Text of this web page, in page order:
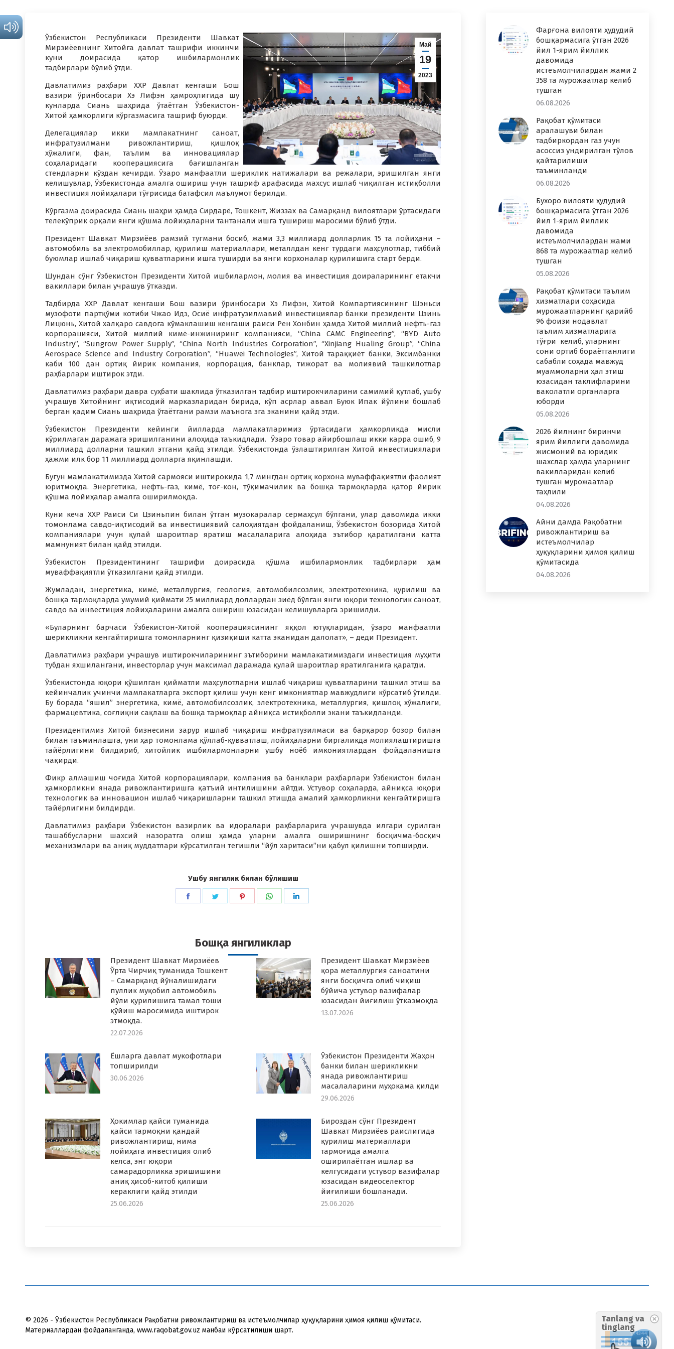
Май
19
2023
Ўзбекистон Республикаси Президенти Шавкат
Мирзиёевнинг Хитойга давлат ташрифи иккинчи
куни доирасида қатор ишбилармонлик
тадбирлари бўлиб ўтди.
Давлатимиз раҳбари ХХР Давлат кенгаши Бош
вазири ўринбосари Хэ Лифэн ҳамроҳлигида шу
кунларда Сиань шаҳрида ўтаётган Ўзбекистон-
Хитой ҳамкорлиги кўргазмасига ташриф буюрди.
Делегациялар икки мамлакатнинг саноат,
инфратузилмани ривожлантириш, қишлоқ
хўжалиги, фан, таълим ва инновациялар
соҳаларидаги кооперациясига бағишланган
стендларни кўздан кечирди. Ўзаро манфаатли шериклик натижалари ва режалари, эришилган янги
келишувлар, Ўзбекистонда амалга ошириш учун ташриф арафасида махсус ишлаб чиқилган истиқболли
инвестиция лойиҳалари тўғрисида батафсил маълумот берилди.
Кўргазма доирасида Сиань шаҳри ҳамда Сирдарё, Тошкент, Жиззах ва Самарқанд вилоятлари ўртасидаги
телекўприк орқали янги қўшма лойиҳаларни тантанали ишга тушириш маросими бўлиб ўтди.
Президент Шавкат Мирзиёев рамзий тугмани босиб, жами 3,3 миллиард долларлик 15 та лойиҳани –
автомобиль ва электромобиллар, қурилиш материаллари, металлдан кенг турдаги маҳсулотлар, тиббий
буюмлар ишлаб чиқариш қувватларини ишга туширди ва янги корхоналар қурилишига старт берди.
Шундан сўнг Ўзбекистон Президенти Хитой ишбилармон, молия ва инвестиция доираларининг етакчи
вакиллари билан учрашув ўтказди.
Тадбирда ХХР Давлат кенгаши Бош вазири ўринбосари Хэ Лифэн, Хитой Компартиясининг Шэньси
музофоти партқўми котиби Чжао Идэ, Осиё инфратузилмавий инвестициялар банки президенти Цзинь
Лицюнь, Хитой халқаро савдога кўмаклашиш кенгаши раиси Рен Хонбин ҳамда Хитой миллий нефть-газ
корпорацияси, Хитой миллий кимё-инжиниринг компанияси, “China CAMC Engineering”, “BYD Auto
Industry”, “Sungrow Power Supply”, “China North Industries Corporation”, “Xinjiang Hualing Group”, “China
Aerospace Science and Industry Corporation”, “Huawei Technologies”, Хитой тараққиёт банки, Эксимбанки
каби 100 дан ортиқ йирик компания, корпорация, банклар, тижорат ва молиявий ташкилотлар
раҳбарлари иштирок этди.
Давлатимиз раҳбари давра суҳбати шаклида ўтказилган тадбир иштирокчиларини самимий қутлаб, ушбу
учрашув Хитойнинг иқтисодий марказларидан бирида, кўп асрлар аввал Буюк Ипак йўлини бошлаб
берган қадим Сиань шаҳрида ўтаётгани рамзи маънога эга эканини қайд этди.
Ўзбекистон Президенти кейинги йилларда мамлакатларимиз ўртасидаги ҳамкорликда мисли
кўрилмаган даражага эришилганини алоҳида таъкидлади. Ўзаро товар айирбошлаш икки карра ошиб, 9
миллиард долларни ташкил этгани қайд этилди. Ўзбекистонда ўзлаштирилган Хитой инвестициялари
ҳажми илк бор 11 миллиард долларга яқинлашди.
Бугун мамлакатимизда Хитой сармояси иштирокида 1,7 мингдан ортиқ корхона муваффақиятли фаолият
юритмоқда. Энергетика, нефть-газ, кимё, тоғ-кон, тўқимачилик ва бошқа тармоқларда қатор йирик
қўшма лойиҳалар амалга оширилмоқда.
Куни кеча ХХР Раиси Си Цзиньпин билан ўтган музокаралар сермаҳсул бўлгани, улар давомида икки
томонлама савдо-иқтисодий ва инвестициявий салоҳиятдан фойдаланиш, Ўзбекистон бозорида Хитой
компаниялари учун қулай шароитлар яратиш масалаларига алоҳида эътибор қаратилгани катта
мамнуният билан қайд этилди.
Ўзбекистон Президентининг ташрифи доирасида қўшма ишбилармонлик тадбирлари ҳам
муваффақиятли ўтказилгани қайд этилди.
Жумладан, энергетика, кимё, металлургия, геология, автомобилсозлик, электротехника, қурилиш ва
бошқа тармоқларда умумий қиймати 25 миллиард доллардан зиёд бўлган янги юқори технологик саноат,
савдо ва инвестиция лойиҳаларини амалга ошириш юзасидан келишувларга эришилди.
«Буларнинг барчаси Ўзбекистон-Хитой кооперациясининг яққол ютуқларидан, ўзаро манфаатли
шерикликни кенгайтиришга томонларнинг қизиқиши катта эканидан далолат», – деди Президент.
Давлатимиз раҳбари учрашув иштирокчиларининг эътиборини мамлакатимиздаги инвестиция муҳити
тубдан яхшилангани, инвесторлар учун максимал даражада қулай шароитлар яратилганига қаратди.
Ўзбекистонда юқори қўшилган қийматли маҳсулотларни ишлаб чиқариш қувватларини ташкил этиш ва
кейинчалик учинчи мамлакатларга экспорт қилиш учун кенг имкониятлар мавжудлиги кўрсатиб ўтилди.
Бу борада “яшил” энергетика, кимё, автомобилсозлик, электротехника, металлургия, қишлоқ хўжалиги,
фармацевтика, соғлиқни сақлаш ва бошқа тармоқлар айниқса истиқболли экани таъкидланди.
Президентимиз Хитой бизнесини зарур ишлаб чиқариш инфратузилмаси ва барқарор бозор билан
билан таъминлашга, уни ҳар томонлама қўллаб-қувватлаш, лойиҳаларни биргаликда молиялаштиришга
тайёрлигини билдириб, хитойлик ишбилармонларни ушбу ноёб имкониятлардан фойдаланишга
чақирди.
Фикр алмашиш чоғида Хитой корпорациялари, компания ва банклари раҳбарлари Ўзбекистон билан
ҳамкорликни янада ривожлантиришга қатъий интилишини айтди. Устувор соҳаларда, айниқса юқори
технологик ва инновацион ишлаб чиқаришларни ташкил этишда амалий ҳамкорликни кенгайтиришга
тайёрлигини билдирди.
Давлатимиз раҳбари Ўзбекистон вазирлик ва идоралари раҳбарларига учрашувда илгари сурилган
ташаббусларни шахсий назоратга олиш ҳамда уларни амалга оширишнинг босқичма-босқич
механизмлари ва аниқ муддатлари кўрсатилган тегишли “йўл харитаси”ни қабул қилишни топширди.
Ушбу янгилик билан бўлишиш
Share
Share
Share
Share
Бошқа янгиликлар
Президент Шавкат Мирзиёев
Ўрта Чирчиқ туманида Тошкент
– Самарқанд йўналишидаги
пуллик муқобил автомобиль
йўли қурилишига тамал тоши
қўйиш маросимида иштирок
этмоқда.
22.07.2026
Президент Шавкат Мирзиёев
қора металлургия саноатини
янги босқичга олиб чиқиш
бўйича устувор вазифалар
юзасидан йиғилиш ўтказмоқда
13.07.2026
Ёшларга давлат мукофотлари
топширилди
30.06.2026
Ўзбекистон Президенти Жаҳон
банки билан шерикликни
янада ривожлантириш
масалаларини муҳокама қилди
29.06.2026
Ҳокимлар қайси туманида
қайси тармоқни қандай
ривожлантириш, нима
лойиҳага инвестиция олиб
келса, энг юқори
самарадорликка эришишини
аниқ ҳисоб-китоб қилиши
кераклиги қайд этилди
25.06.2026
Бироздан сўнг Президент
Шавкат Мирзиёев раислигида
қурилиш материаллари
тармоғида амалга
оширилаётган ишлар ва
келгусидаги устувор вазифалар
юзасидан видеоселектор
йиғилиши бошланади.
25.06.2026
Фарғона вилояти ҳудудий
бошқармасига ўтган 2026
йил 1-ярим йиллик
давомида
истеъмолчилардан жами 2
358 та мурожаатлар келиб
тушган
06.08.2026
Рақобат қўмитаси
аралашуви билан
тадбиркордан газ учун
асоссиз ундирилган тўлов
қайтарилиши
таъминланди
06.08.2026
Бухоро вилояти ҳудудий
бошқармасига ўтган 2026
йил 1-ярим йиллик
давомида
истеъмолчилардан жами
868 та мурожаатлар келиб
тушган
05.08.2026
Рақобат қўмитаси таълим
хизматлари соҳасида
мурожаатларнинг қарийб
96 фоизи нодавлат
таълим хизматларига
тўғри келиб, уларнинг
сони ортиб бораётганлиги
сабабли соҳада мавжуд
муаммоларни ҳал этиш
юзасидан таклифларини
ваколатли органларга
юборди
05.08.2026
2026 йилнинг биринчи
ярим йиллиги давомида
жисмоний ва юридик
шахслар ҳамда уларнинг
вакилларидан келиб
тушган мурожаатлар
таҳлили
04.08.2026
Айни дамда Рақобатни
ривожлантириш ва
истеъмолчилар
ҳуқуқларини ҳимоя қилиш
қўмитасида
04.08.2026
© 2026 - Ўзбекистон Республикаси Рақобатни ривожлантириш ва истеъмолчилар ҳуқуқларини ҳимоя қилиш қўмитаси.
Материаллардан фойдаланганда, www.raqobat.gov.uz манбаи кўрсатилиши шарт.
Tanlang va
tinglang